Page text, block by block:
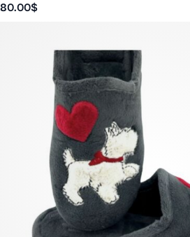
80.00$